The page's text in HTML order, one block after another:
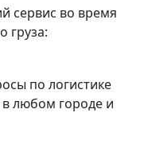
сервис во время
груза:
по логистике
любом городе и